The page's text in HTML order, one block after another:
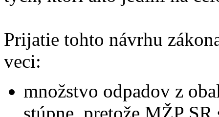
Prijatie tohto návrhu
veci:
množstvo odpadov z
stúpne, pretože MŽP